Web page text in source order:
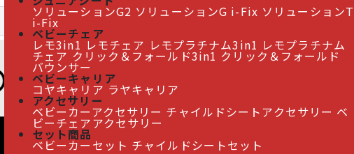
ソリューションG2 ソリューションG i-Fix ソリューションT
i-Fix
ベビーチェア
レモ3in1 レモチェア レモプラチナム3in1 レモプラチナム
チェア クリック＆フォールド3in1 クリック＆フォールド
バウンサー
ベビーキャリア
コヤキャリア ラヤキャリア
アクセサリー
ベビーカーアクセサリー チャイルドシートアクセサリー ベ
ビーチェアアクセサリー
セット商品
ベビーカーセット チャイルドシートセット